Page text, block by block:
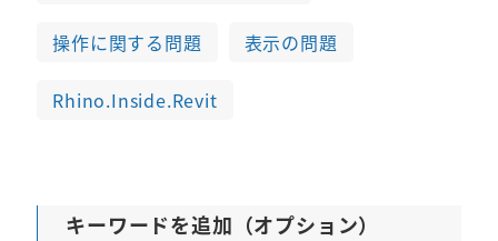
キーワードを追加（オプション）
操作に関する問題 表示の問題
Rhino.Inside.Revit